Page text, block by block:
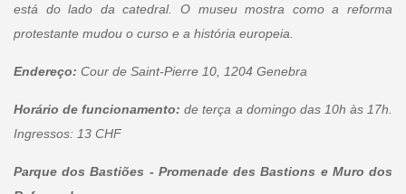
está do lado da catedral. O museu mostra como a reforma
protestante mudou o curso e a história europeia.
Endereço: Cour de Saint-Pierre 10, 1204 Genebra
Horário de funcionamento:de terça a domingo das 10h às 17h.
Ingressos: 13 CHF
Parque dos Bastiões - Promenade des Bastions e Muro dos